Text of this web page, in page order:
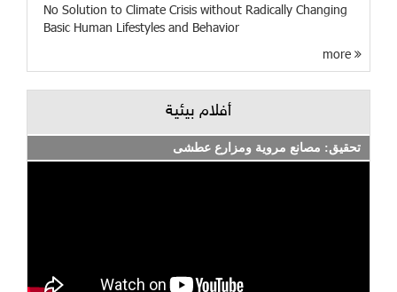
No Solution to Climate Crisis without Radically Changing
Basic Human Lifestyles and Behavior
أفلام بيئية
تحقيق: مصانع مروية ومزارع عطشى